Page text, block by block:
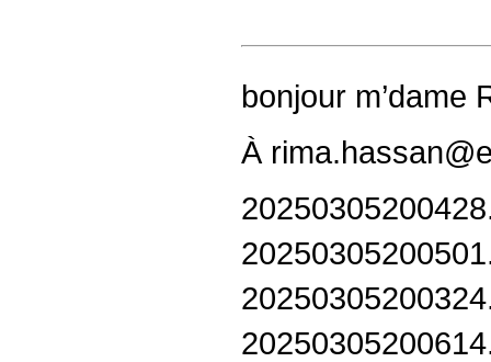
bonjour m’dame
À